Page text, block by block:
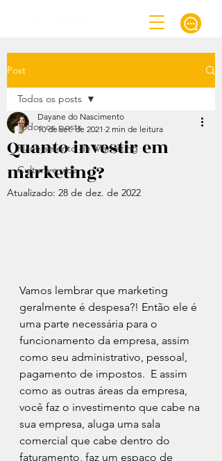
Post
Todos os posts
Planejamento de Marketing
Cultura e vida
Todos os posts
Quanto investir em
marketing?
Dayane do Nascimento
10 de set. de 2021 2 min de leitura
Atualizado: 28 de dez. de 2022
Vamos lembrar que marketing
geralmente é despesa?! Então ele é
uma parte necessária para o
funcionamento da empresa, assim
como seu administrativo, pessoal,
pagamento de impostos.  E assim
como as outras áreas da empresa,
você faz o investimento que cabe na
sua empresa, aluga uma sala
comercial que cabe dentro do
faturamento, faz um espaço de